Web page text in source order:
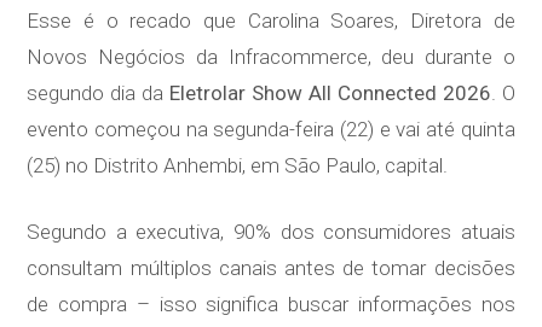
Esse é o recado que Carolina Soares, Diretora de
Novos Negócios da Infracommerce, deu durante o
segundo dia da Eletrolar Show All Connected 2026. O
evento começou na segunda-feira (22) e vai até quinta
(25) no Distrito Anhembi, em São Paulo, capital.
Segundo a executiva, 90% dos consumidores atuais
consultam múltiplos canais antes de tomar decisões
de compra – isso significa buscar informações nos